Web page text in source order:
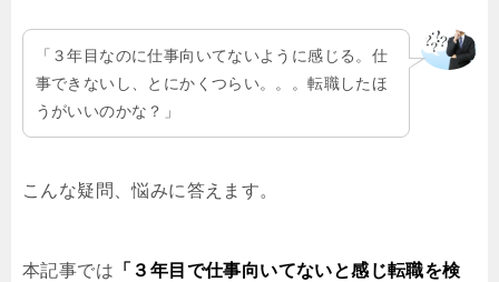
「３年目なのに仕事向いてないように感じる。仕
事できないし、とにかくつらい。。。転職したほ
うがいいのかな？」
こんな疑問、悩みに答えます。
本記事では 「３年目で仕事向いてないと感じ転職を検